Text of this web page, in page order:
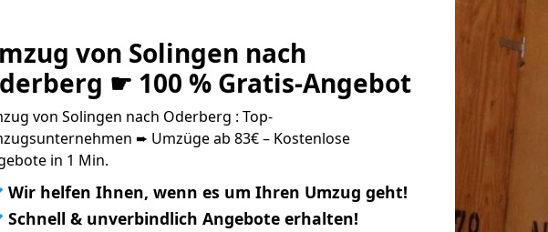
von Solingen nach
☛ 100 % Gratis-Angebot
von Solingen nach Oderberg : Top-
➨ Umzüge ab 83€ – Kostenlose
in 1 Min.
Wir helfen Ihnen, wenn es um Ihren Umzug geht!
Schnell & unverbindlich Angebote erhalten!